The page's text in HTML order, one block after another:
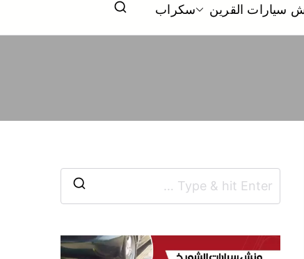
الطريق سطحة الكويت كرين نقل سيارات
سيارات القرين سكراب